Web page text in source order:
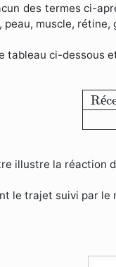
des termes ci-
peau, muscle, rétine,
tableau ci-dessous
Ré
illustre la réaction
le trajet suivi par